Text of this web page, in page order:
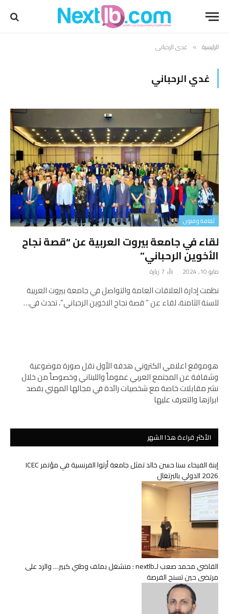
الرئيسية » غدي الرحباني
غدي الرحباني
ثقافة وفنون
لقاء في جامعة بيروت العربية عن “قصة نجاح
الأخوين الرحباني”
مايو 10, 2024 7 زيارة
نظمت إدارة العلاقات العامة والتواصل في جامعة بيروت العربية
للسنة الثامنة، لقاء عن ” قصة نجاح الاخوين الرحباني”، تحدث في…
هوموقع اعلامي الكتروني هدفه الأول نقل صورة موضوعية
وشفافة عن المجتمع العربي عموماً واللبناني وخصوصاً من خلال
نشر مقابلات خاصة مع شخصيات رائدة في مجالها المهني بقصد
ابرازها والتعرف عليها
الأكثر قراءة هذا الشهر
إبنة الفيحاء سنا حسن خالد تمثل جامعة أرتوا الفرنسية في مؤتمر ICEC
2026 الدولي بالبرتغال
القاضي محمد صعب لـnextlb : منشغل بملف وطني كبير… والرد على
مرتضى حين تسنح الفرصة